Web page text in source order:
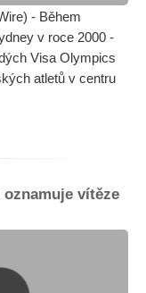
- Během
v roce 2000 -
Visa Olympics
atletů v centru
vítěze